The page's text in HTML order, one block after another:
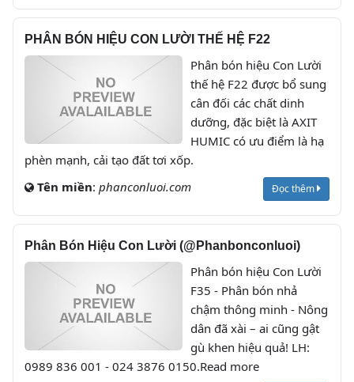
PHÂN BÓN HIỆU CON LƯỜI THẾ HỆ F22
Phân bón hiệu Con Lười
thế hệ F22 được bổ sung
cân đối các chất dinh
dưỡng, đặc biệt là AXIT
HUMIC có ưu điểm là hạ
phèn mạnh, cải tạo đất tơi xốp.
Tên miền: phanconluoi.com Đọc thêm
Phân Bón Hiệu Con Lười (@Phanbonconluoi)
Phân bón hiệu Con Lười
F35 - Phân bón nhả
chậm thông minh - Nông
dân đã xài – ai cũng gật
gù khen hiệu quả! LH:
0989 836 001 - 024 3876 0150.Read more